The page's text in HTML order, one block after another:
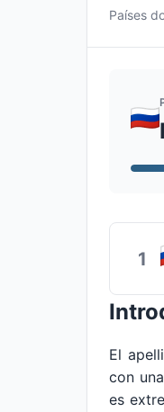
Países
1
El
con
es